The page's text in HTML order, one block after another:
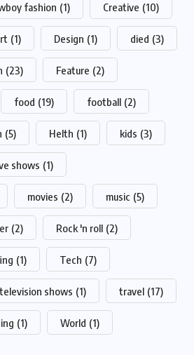
fashion (1) Creative (10)
(1) Design (1) died (3)
(23) Feature (2)
food (19) football (2)
(5) Helth (1) kids (3)
shows (1)
movies (2) music (5)
(2) Rock 'n roll (2)
(1) Tech (7)
television shows (1) travel (17)
(1) World (1)